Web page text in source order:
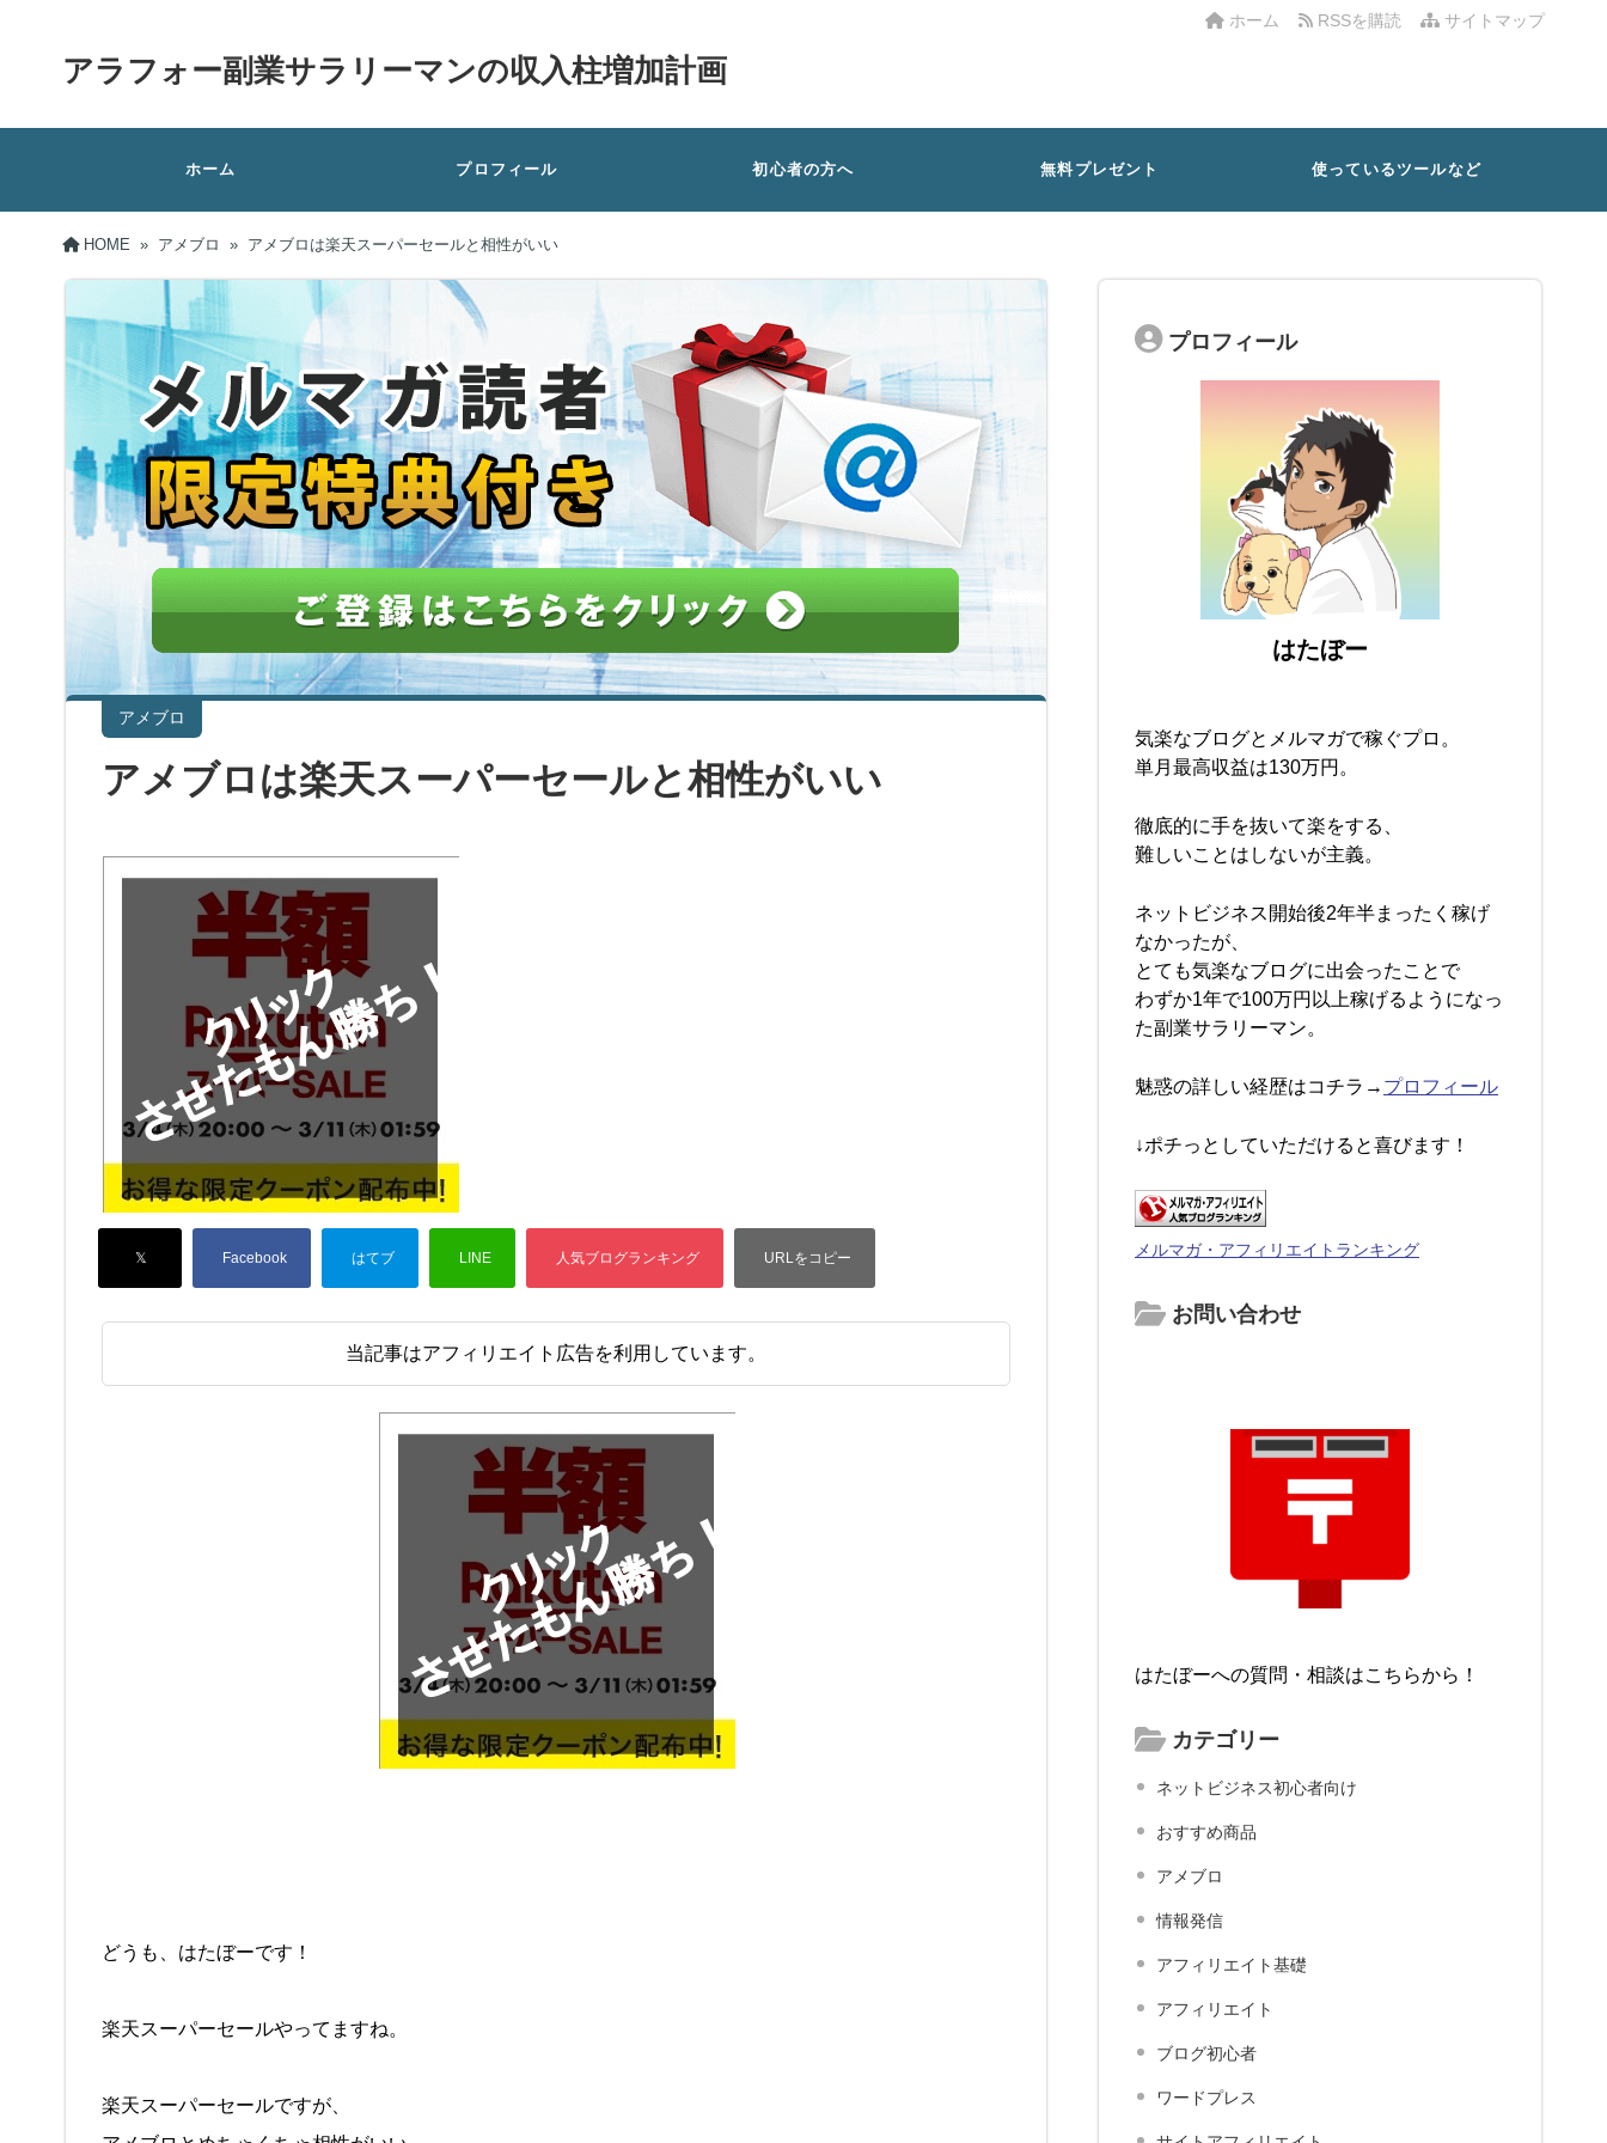
サイトマップ
RSSを購読
ホーム
アラフォー副業サラリーマンの収入柱増加計画
ホーム プロフィール 初心者の方へ 無料プレゼント 使っているツールなど
HOME » アメブロ » アメブロは楽天スーパーセールと相性がいい
アメブロ
アメブロは楽天スーパーセールと相性がいい
当記事はアフィリエイト広告を利用しています。
どうも、はたぼーです！
楽天スーパーセールやってますね。
楽天スーパーセールですが、
プロフィール
はたぼー
気楽なブログとメルマガで稼ぐプロ。
単月最高収益は130万円。
徹底的に手を抜いて楽をする、
難しいことはしないが主義。
ネットビジネス開始後2年半まったく稼げ
なかったが、
とても気楽なブログに出会ったことで
わずか1年で100万円以上稼げるようになっ
た副業サラリーマン。
魅惑の詳しい経歴はコチラ→ プロフィール
↓ポチっとしていただけると喜びます！
メルマガ・アフィリエイトランキング
お問い合わせ
はたぼーへの質問・相談はこちらから！
カテゴリー
ネットビジネス初心者向け
おすすめ商品
アメブロ
情報発信
アフィリエイト基礎
アフィリエイト
ブログ初心者
ワードプレス